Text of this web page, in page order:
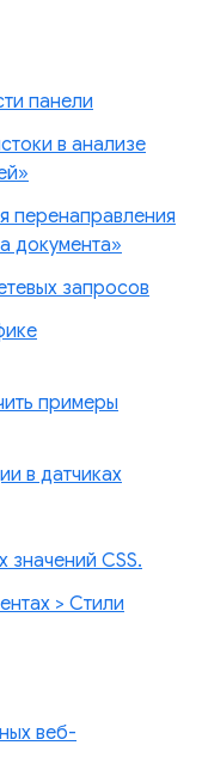
панели
в анализе
перенаправления
документа»
запросов
примеры
в датчиках
CSS.
> Стили
веб-